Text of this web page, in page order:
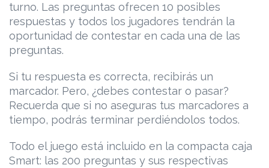
turno. Las preguntas ofrecen 10 posibles
respuestas y todos los jugadores tendrán la
oportunidad de contestar en cada una de las
preguntas.
Si tu respuesta es correcta, recibirás un
marcador. Pero, ¿debes contestar o pasar?
Recuerda que si no aseguras tus marcadores a
tiempo, podrás terminar perdiéndolos todos.
Todo el juego está incluido en la compacta caja
Smart: las 200 preguntas y sus respectivas